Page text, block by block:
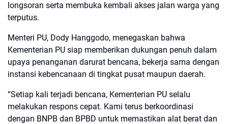
longsoran serta membuka kembali akses jalan warga yang
terputus.
Menteri PU, Dody Hanggodo, menegaskan bahwa
Kementerian PU siap memberikan dukungan penuh dalam
upaya penanganan darurat bencana, bekerja sama dengan
instansi kebencanaan di tingkat pusat maupun daerah.
“Setiap kali terjadi bencana, Kementerian PU selalu
melakukan respons cepat. Kami terus berkoordinasi
dengan BNPB dan BPBD untuk memastikan alat berat dan